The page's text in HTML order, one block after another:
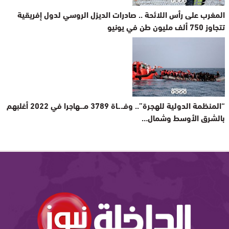
المغرب على رأس اللائحة .. صادرات الديزل الروسي لدول إفريقية
تتجاوز 750 ألف مليون طن في يونيو
“المنظمة الدولية للهجرة”.. وفـ..ـاة 3789 مـ.ـهاجرا في 2022 أغلبهم
بالشرق الأوسط وشمال…